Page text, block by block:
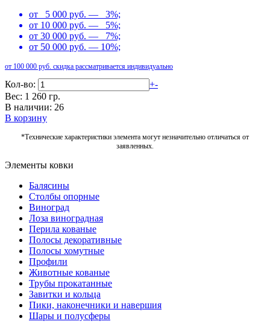
от 5 000 руб. — 3%;
от 10 000 руб. — 5%;
от 30 000 руб. — 7%;
от 50 000 руб. — 10%;
от 100 000 руб. скидка рассматривается индивидуально
Кол-во: +-
Вес: 1 260 гр.
В наличии: 26
В корзину
*Технические характеристики элемента могут незначительно отличаться от
заявленных.
Элементы ковки
Балясины
Столбы опорные
Виноград
Лоза виноградная
Перила кованые
Полосы декоративные
Полосы хомутные
Профили
Животные кованые
Трубы прокатанные
Завитки и кольца
Пики, наконечники и навершия
Шары и полусферы